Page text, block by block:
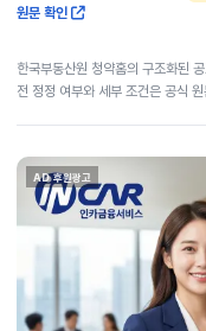
원문 확인
한국부동산원 청약홈의 구조화된
전 정정 여부와 세부 조건은 공식
AD 후원광고